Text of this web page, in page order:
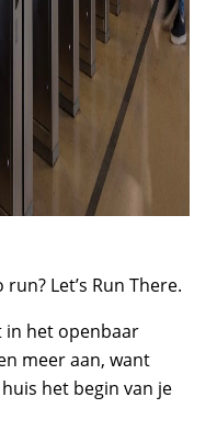
Let’s Run There.
in het openbaar
meer aan, want
het begin van je